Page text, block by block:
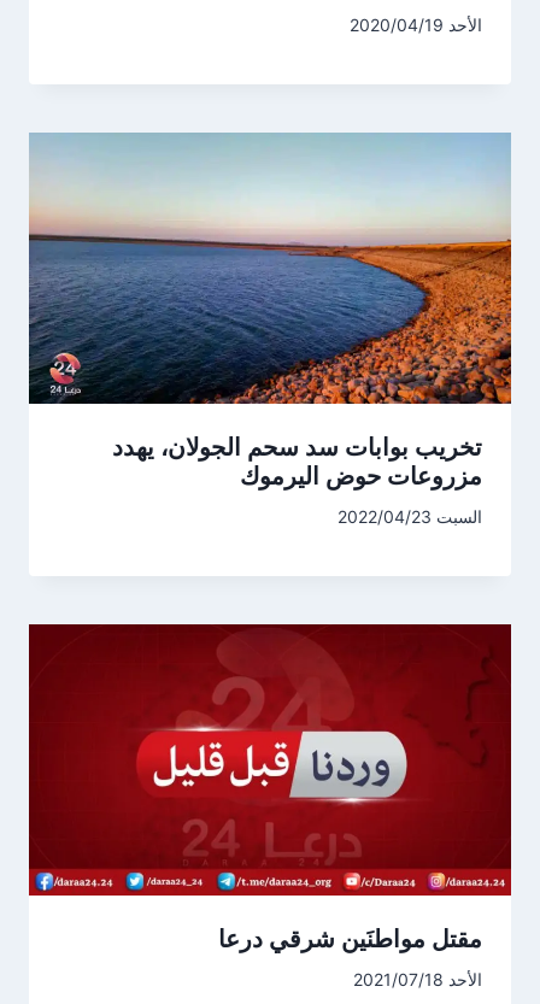
الأحد 2020/04/19
تخريب بوابات سد سحم الجولان، يهدد
مزروعات حوض اليرموك
السبت 2022/04/23
مقتل مواطنَين شرقي درعا
الأحد 2021/07/18